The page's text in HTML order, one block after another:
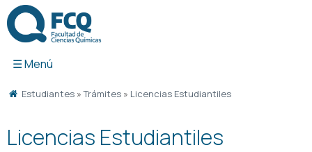
contenido
Estudiantes »Trámites » Licencias Estudiantiles
Licencias Estudiantiles